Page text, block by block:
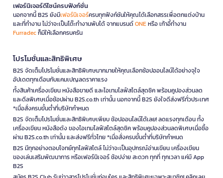
เฟอร์นิเจอร์ดีไซน์ครบฟังก์ชั่น
นอกจากนี้ B2S ยังมีเฟอร์นิเจอร์ครบทุกฟังก์ชันให้คุณได้เลือกสรรเพื่อตกแต่งบ้าน
และที่ทำงาน ไม่ว่าจะเป็นโต๊ะทำงานพับได้ จากแบรนด์ONEหรือ เก้าอี้ทำงาน
Furradecก็มีให้เลือกครบครัน
โปรโมชั่นและสิทธิพิเศษ
B2S จัดเต็มโปรโมชั่นและสิทธิพิเศษมากมายให้คุณเลือกช้อปออนไลน์ได้อย่างจุใจ
อัปเดตทุกเดือนกับแคมเปญลดราคาแรง
ทั้งสินค้าเครื่องเขียน หนังสือขายดี และไอเทมไลฟ์สไตล์สุดชิค พร้อมคูปองส่วนลด
และดีลพิเศษเมื่อช้อปผ่าน B2S.co.th เท่านั้น นอกจากนี้ B2S ยังใจดีส่งฟรีทั่วประเทศ
*เมื่อสั่งครบขั้นต่ำที่บริษัทกำหนด
B2S จัดเต็มโปรโมชั่นและสิทธิพิเศษเพียบ ช้อปออนไลน์ได้เลย! ลดแรงทุกเดือน ทั้ง
เครื่องเขียน หนังสือดัง ของไอเทมไลฟ์สไตล์สุดชิค พร้อมคูปองส่วนลดพิเศษเมื่อซื้อ
ผ่าน B2S.co.th เท่านั้น และส่งฟรีทั่วไทย *เมื่อสั่งครบขั้นต่ำที่บริษัทกำหนด
B2S มีทุกอย่างตอบโจทย์ทุกไลฟ์สไตล์ ไม่ว่าจะเป็นอุปกรณ์อ่านเขียน เครื่องเขียน
ของเล่นเสริมพัฒนาการ หรือเฟอร์นิเจอร์ ช้อปง่าย สะดวก ทุกที่ ทุกเวลา แค่มี App
B2S